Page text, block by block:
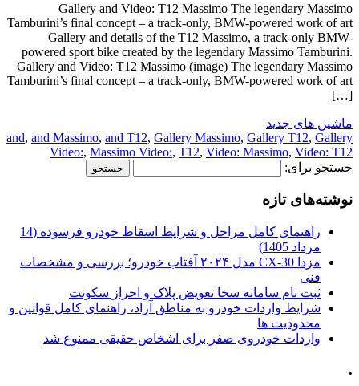
Gallery and Video: T12 Massimo The legendary Massimo
Tamburini’s final concept – a track-only, BMW-powered work of art
Gallery and details of the T12 Massimo, a track-only BMW-
powered sport bike created by the legendary Massimo Tamburini.
Gallery and Video: T12 Massimo (image) The legendary Massimo
Tamburini’s final concept – a track-only, BMW-powered work of art
[…]
ماشین های جدید
and, and Massimo, and T12, Gallery Massimo, Gallery T12, Gallery
Video:, Massimo Video:, T12, Video: Massimo, Video: T12
جستجو برای:
نوشته‌های تازه
راهنمای کامل مراحل و شرایط اسقاط خودرو فرسوده (14
مرداد 1405)
مزدا CX-30 مدل ۲۰۲۴ آفتاب خودرو؛ بررسی و مشخصات
فنی
ثبت نام سامانه سخا تعویض پلاک و احراز سکونت
شرایط واردات خودرو به مناطق آزاد، راهنمای کامل قوانین و
محدودیت ها
واردات خودروی صفر برای اشخاص حقیقی ممنوع شد
.